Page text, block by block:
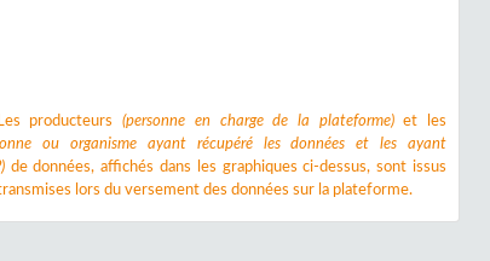
producteurs(personne en charge de la plateforme)et les
ou organisme ayant récupéré les données et les ayant
de données, affichés dans les graphiques ci-dessus, sont issus
lors du versement des données sur la plateforme.